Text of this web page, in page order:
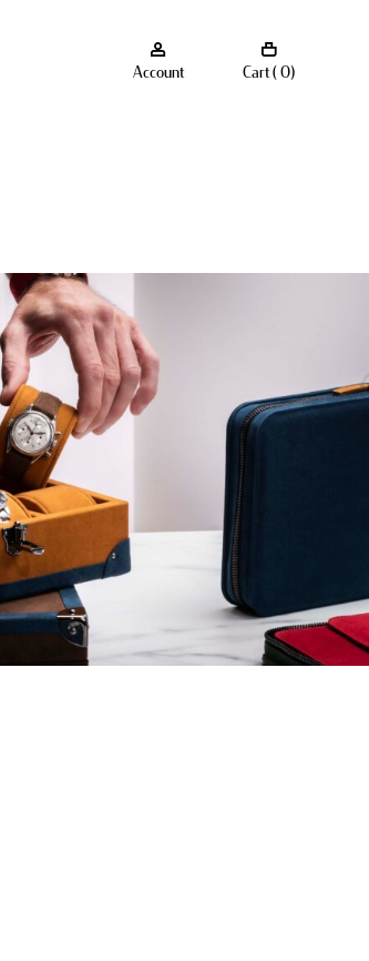
Account Cart ( 0)